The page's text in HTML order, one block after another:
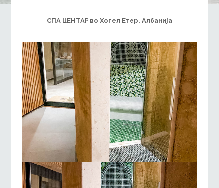
СПА ЦЕНТАР во Хотел Етер, Албанија